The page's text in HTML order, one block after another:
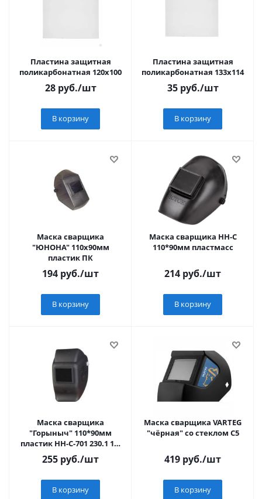
Пластина защитная
поликарбонатная 120х100
28руб./шт
В корзину
Пластина защитная
поликарбонатная 133х114
35руб./шт
В корзину
Маска сварщика
"ЮНОНА" 110х90мм
пластик ПК
194 руб./шт
В корзину
Маска сварщика НН-С
110*90мм пластмасс
214 руб./шт
В корзину
Маска сварщика
"Горыныч" 110*90мм
пластик НН-С-701 230.1 10-
10 искра
255 руб./шт
В корзину
Маска сварщика VARTEG
"чёрная" со стеклом С5
419 руб./шт
В корзину